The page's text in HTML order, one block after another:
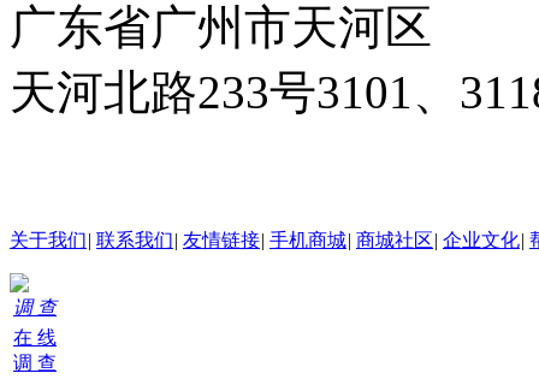
广东省广州市天河区
天河北路233号3101、
关于我们| 联系我们| 友情链接| 手机商城| 商城社区| 企业文化|
调 查
在 线
调 查